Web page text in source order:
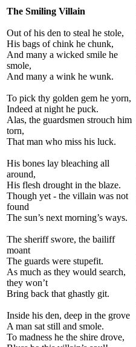
The Smiling Villain
Out of his den to steal he stole,
His bags of chink he chunk,
And many a wicked smile he
smole,
And many a wink he wunk.
To pick thy golden gem he yorn,
Indeed at night he puck.
Alas, the guardsmen strouch him
torn,
That man who miss his luck.
His bones lay bleaching all
around,
His flesh drought in the blaze.
Though yet - the villain was not
found
The sun’s next morning’s ways.
The sheriff swore, the bailiff
moant
The guards were stupefit.
As much as they would search,
they won’t
Bring back that ghastly git.
Inside his den, deep in the grove
A man sat still and smole.
To madness he the shire drove,